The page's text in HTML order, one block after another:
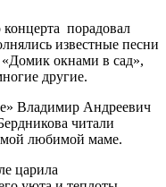
концерта порадовал
известные песни
окнами в сад»,
другие.
Владимир Андреевич
читали
любимой маме.
царила